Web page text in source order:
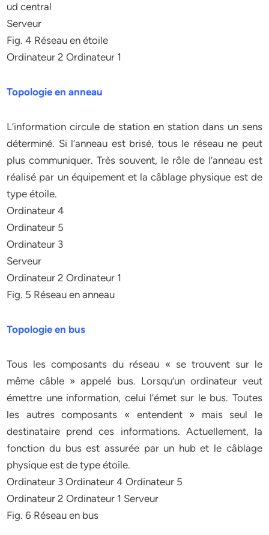
ud central
Serveur
Fig. 4 Réseau en étoile
Ordinateur 2 Ordinateur 1
Topologie en anneau
L’information circule de station en station dans un sens
déterminé. Si l’anneau est brisé, tous le réseau ne peut
plus communiquer. Très souvent, le rôle de l’anneau est
réalisé par un équipement et la câblage physique est de
type étoile.
Ordinateur 4
Ordinateur 5
Ordinateur 3
Serveur
Ordinateur 2 Ordinateur 1
Fig. 5 Réseau en anneau
Topologie en bus
Tous les composants du réseau « se trouvent sur le
même câble » appelé bus. Lorsqu’un ordinateur veut
émettre une information, celui l’émet sur le bus. Toutes
les autres composants « entendent » mais seul le
destinataire prend ces informations. Actuellement, la
fonction du bus est assurée par un hub et le câblage
physique est de type étoile.
Ordinateur 3 Ordinateur 4 Ordinateur 5
Ordinateur 2 Ordinateur 1 Serveur
Fig. 6 Réseau en bus